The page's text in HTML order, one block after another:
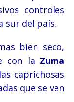
controles
sur del país.
bien seco,
con la Zuma
caprichosas
que se ven